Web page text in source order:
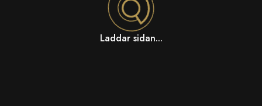
Laddar sidan...